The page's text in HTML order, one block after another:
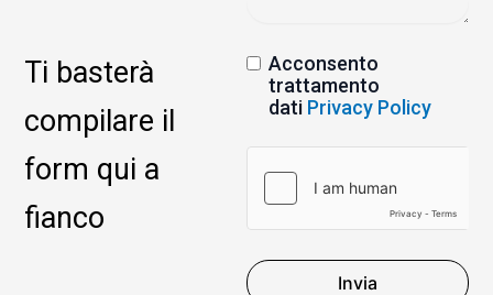
Ti basterà
compilare il
form qui a
fianco
Acconsento
trattamento
dati Privacy Policy
Invia